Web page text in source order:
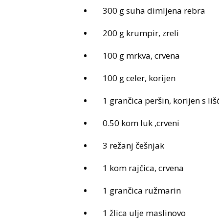
300 g suha dimljena rebra
200 g krumpir, zreli
100 g mrkva, crvena
100 g celer, korijen
1 grančica peršin, korijen s
0.50 kom luk ,crveni
3 režanj češnjak
1 kom rajčica, crvena
1 grančica ružmarin
1 žlica ulje maslinovo